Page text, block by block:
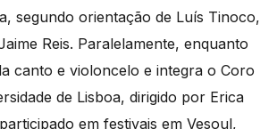
segundo orientação de Luís Tinoco,
Reis. Paralelamente, enquanto
canto e violoncelo e integra o Coro
de Lisboa, dirigido por Erica
em festivais em Vesoul,